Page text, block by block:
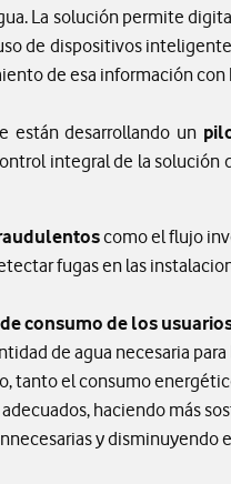
La solución permite
de dispositivos
de esa información con
están desarrollando un
integral de la
como el flujo
fugas en las
consumo de los
de agua necesaria
tanto el consumo
haciendo más
y disminuyendo